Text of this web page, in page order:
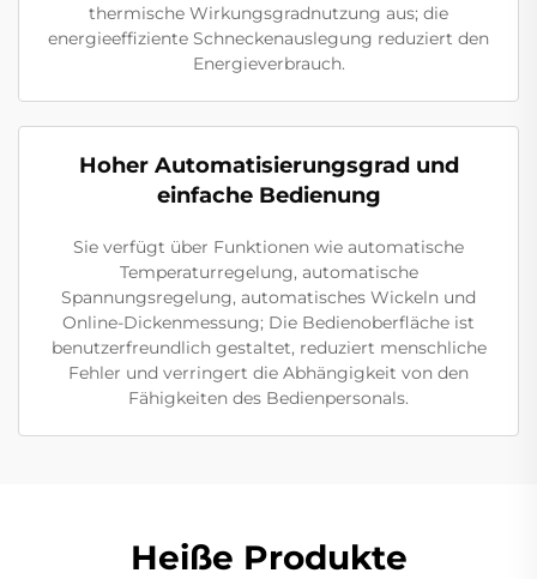
thermische Wirkungsgradnutzung aus; die
energieeffiziente Schneckenauslegung reduziert den
Energieverbrauch.
Hoher Automatisierungsgrad und
einfache Bedienung
Sie verfügt über Funktionen wie automatische
Temperaturregelung, automatische
Spannungsregelung, automatisches Wickeln und
Online-Dickenmessung; Die Bedienoberfläche ist
benutzerfreundlich gestaltet, reduziert menschliche
Fehler und verringert die Abhängigkeit von den
Fähigkeiten des Bedienpersonals.
Heiße Produkte